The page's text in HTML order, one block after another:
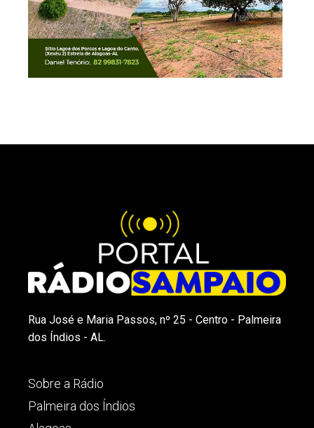
Rua José e Maria Passos, nº 25 - Centro - Palmeira
dos Índios - AL.
Sobre a Rádio
Palmeira dos Índios